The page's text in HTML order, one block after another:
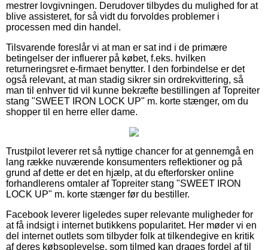
mestrer lovgivningen. Derudover tilbydes du mulighed for at
blive assisteret, for så vidt du forvoldes problemer i
processen med din handel.
Tilsvarende foreslår vi at man er sat ind i de primære
betingelser der influerer på købet, f.eks. hvilken
returneringsret e-firmaet benytter. I den forbindelse er det
også relevant, at man stadig sikrer sin ordrekvittering, så
man til enhver tid vil kunne bekræfte bestillingen af Topreiter
stang "SWEET IRON LOCK UP" m. korte stænger, om du
shopper til en herre eller dame.
Trustpilot leverer ret så nyttige chancer for at gennemgå en
lang række nuværende konsumenters reflektioner og på
grund af dette er det en hjælp, at du efterforsker online
forhandlerens omtaler af Topreiter stang "SWEET IRON
LOCK UP" m. korte stænger før du bestiller.
Facebook leverer ligeledes super relevante muligheder for
at få indsigt i internet butikkens popularitet. Her møder vi en
del internet outlets som tilbyder folk at tilkendegive en kritik
af deres købsoplevelse, som tilmed kan drages fordel af til